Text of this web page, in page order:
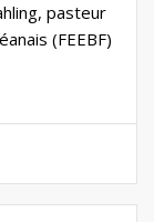
pasteur
(FEEBF)